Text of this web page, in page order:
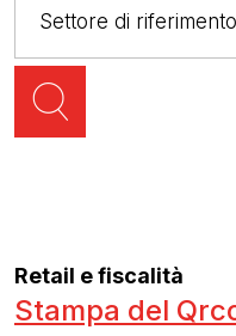
Retail e fiscalità
Stampa del